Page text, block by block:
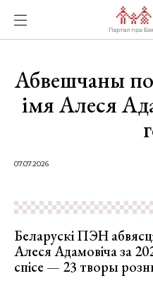
Абвешчаны
імя Алеся
07.07.2026
Беларускі ПЭН
Алеся Адамовіча за
спісе — 23 творы